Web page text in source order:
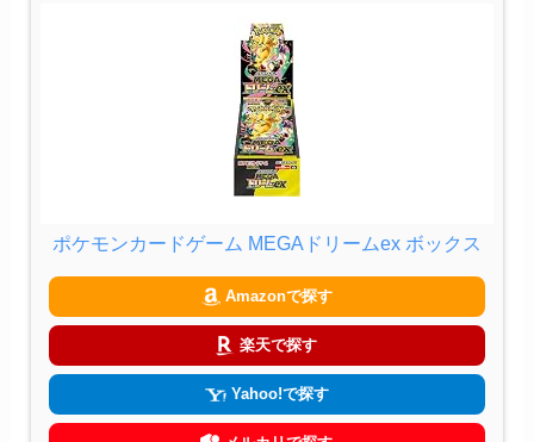
ポケモンカードゲーム MEGAドリームex ボックス
Amazonで探す
楽天で探す
Yahoo!で探す